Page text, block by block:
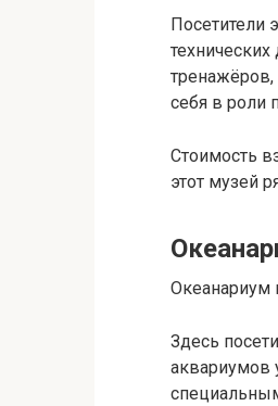
Посетители
себя в роли
Стоимость
этот музей
Океанариум
Здесь
аквариумов